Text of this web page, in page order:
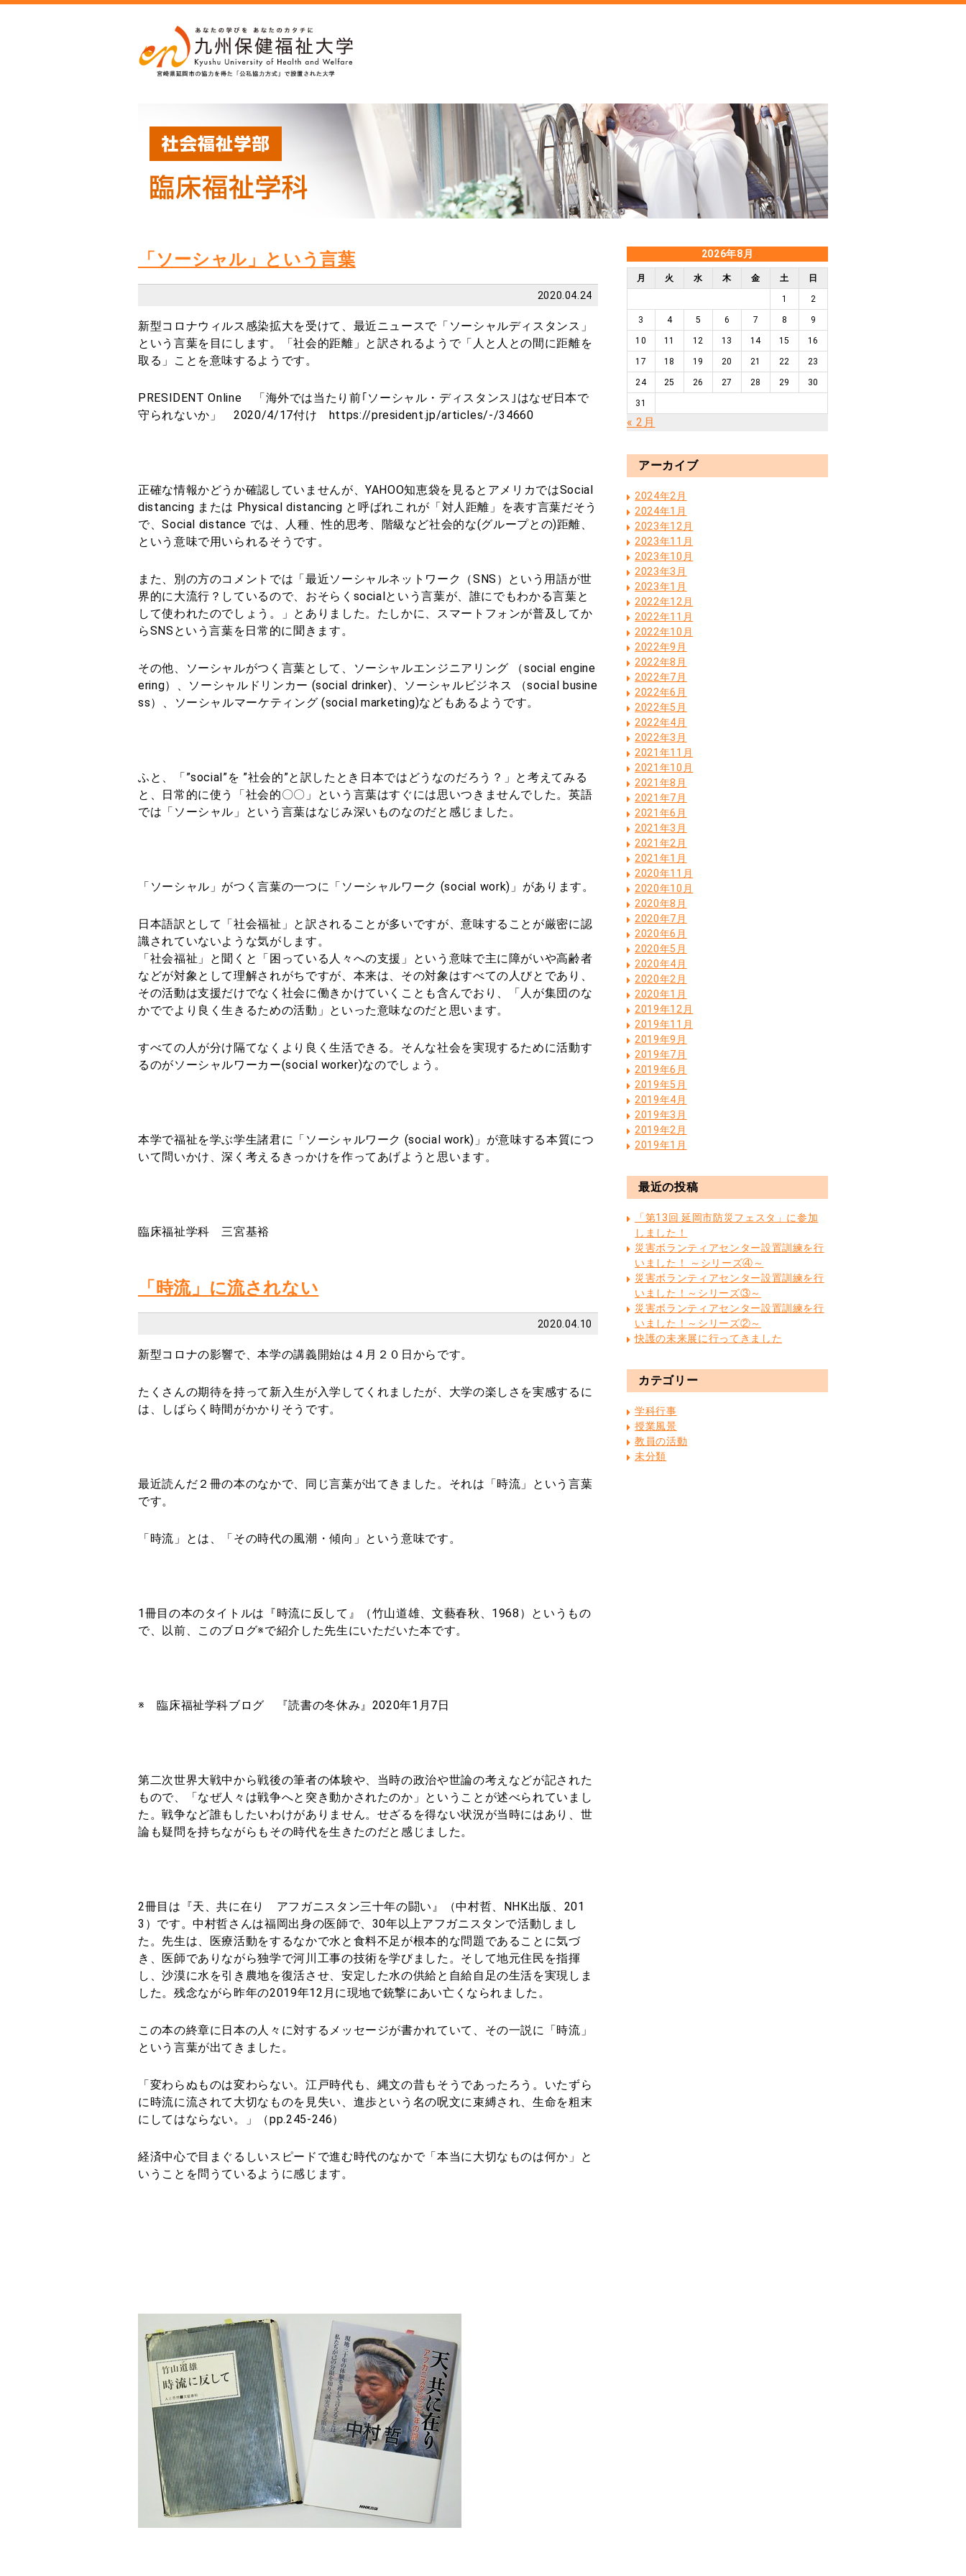
「ソーシャル」という言葉
2020.04.24
新型コロナウィルス感染拡大を受けて、最近ニュースで「ソーシャルディスタンス」
という言葉を目にします。「社会的距離」と訳されるようで「人と人との間に距離を
取る」ことを意味するようです。
PRESIDENT Online 「海外では当たり前｢ソーシャル・ディスタンス｣はなぜ日本で
守られないか」 2020/4/17付け https://president.jp/articles/-/34660
正確な情報かどうか確認していませんが、YAHOO知恵袋を見るとアメリカではSocial
distancing または Physical distancing と呼ばれこれが「対人距離」を表す言葉だそう
で、Social distance では、人種、性的思考、階級など社会的な(グループとの)距離、
という意味で用いられるそうです。
また、別の方のコメントでは「最近ソーシャルネットワーク（SNS）という用語が世
界的に大流行？しているので、おそらくsocialという言葉が、誰にでもわかる言葉と
して使われたのでしょう。」とありました。たしかに、スマートフォンが普及してか
らSNSという言葉を日常的に聞きます。
その他、ソーシャルがつく言葉として、ソーシャルエンジニアリング （social engine
ering）、ソーシャルドリンカー (social drinker)、ソーシャルビジネス （social busine
ss）、ソーシャルマーケティング (social marketing)などもあるようです。
ふと、「”social”を ”社会的”と訳したとき日本ではどうなのだろう？」と考えてみる
と、日常的に使う「社会的〇〇」という言葉はすぐには思いつきませんでした。英語
では「ソーシャル」という言葉はなじみ深いものなのだと感じました。
「ソーシャル」がつく言葉の一つに「ソーシャルワーク (social work)」があります。
日本語訳として「社会福祉」と訳されることが多いですが、意味することが厳密に認
識されていないような気がします。
「社会福祉」と聞くと「困っている人々への支援」という意味で主に障がいや高齢者
などが対象として理解されがちですが、本来は、その対象はすべての人びとであり、
その活動は支援だけでなく社会に働きかけていくことも含んでおり、「人が集団のな
かででより良く生きるための活動」といった意味なのだと思います。
すべての人が分け隔てなくより良く生活できる。そんな社会を実現するために活動す
るのがソーシャルワーカー(social worker)なのでしょう。
本学で福祉を学ぶ学生諸君に「ソーシャルワーク (social work)」が意味する本質につ
いて問いかけ、深く考えるきっかけを作ってあげようと思います。
臨床福祉学科 三宮基裕
「時流」に流されない
2020.04.10
新型コロナの影響で、本学の講義開始は４月２０日からです。
たくさんの期待を持って新入生が入学してくれましたが、大学の楽しさを実感するに
は、しばらく時間がかかりそうです。
最近読んだ２冊の本のなかで、同じ言葉が出てきました。それは「時流」という言葉
です。
「時流」とは、「その時代の風潮・傾向」という意味です。
1冊目の本のタイトルは『時流に反して』（竹山道雄、文藝春秋、1968）というもの
で、以前、このブログ※で紹介した先生にいただいた本です。
※ 臨床福祉学科ブログ 『読書の冬休み』2020年1月7日
第二次世界大戦中から戦後の筆者の体験や、当時の政治や世論の考えなどが記された
もので、「なぜ人々は戦争へと突き動かされたのか」ということが述べられていまし
た。戦争など誰もしたいわけがありません。せざるを得ない状況が当時にはあり、世
論も疑問を持ちながらもその時代を生きたのだと感じました。
2冊目は『天、共に在り アフガニスタン三十年の闘い』（中村哲、NHK出版、201
3）です。中村哲さんは福岡出身の医師で、30年以上アフガニスタンで活動しまし
た。先生は、医療活動をするなかで水と食料不足が根本的な問題であることに気づ
き、医師でありながら独学で河川工事の技術を学びました。そして地元住民を指揮
し、沙漠に水を引き農地を復活させ、安定した水の供給と自給自足の生活を実現しま
した。残念ながら昨年の2019年12月に現地で銃撃にあい亡くなられました。
この本の終章に日本の人々に対するメッセージが書かれていて、その一説に「時流」
という言葉が出てきました。
「変わらぬものは変わらない。江戸時代も、縄文の昔もそうであったろう。いたずら
に時流に流されて大切なものを見失い、進歩という名の呪文に束縛され、生命を粗末
にしてはならない。」（pp.245-246）
経済中心で目まぐるしいスピードで進む時代のなかで「本当に大切なものは何か」と
いうことを問うているように感じます。
2026年8月
月 火 水 木 金 土 日
1 2
3 4 5 6 7 8 9
10 11 12 13 14 15 16
17 18 19 20 21 22 23
24 25 26 27 28 29 30
31
« 2月
アーカイブ
2024年2月
2024年1月
2023年12月
2023年11月
2023年10月
2023年3月
2023年1月
2022年12月
2022年11月
2022年10月
2022年9月
2022年8月
2022年7月
2022年6月
2022年5月
2022年4月
2022年3月
2021年11月
2021年10月
2021年8月
2021年7月
2021年6月
2021年3月
2021年2月
2021年1月
2020年11月
2020年10月
2020年8月
2020年7月
2020年6月
2020年5月
2020年4月
2020年2月
2020年1月
2019年12月
2019年11月
2019年9月
2019年7月
2019年6月
2019年5月
2019年4月
2019年3月
2019年2月
2019年1月
最近の投稿
「第13回 延岡市防災フェスタ」に参加
しました！
災害ボランティアセンター設置訓練を行
いました！ ～シリーズ④～
災害ボランティアセンター設置訓練を行
いました！～シリーズ③～
災害ボランティアセンター設置訓練を行
いました！～シリーズ②～
快護の未来展に行ってきました
カテゴリー
学科行事
授業風景
教員の活動
未分類